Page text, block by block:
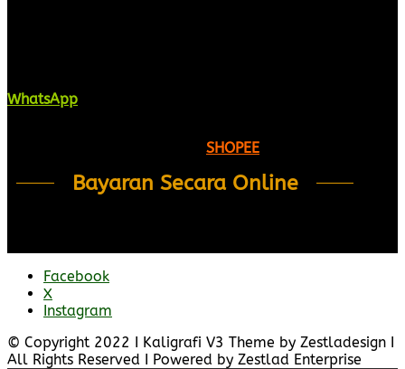
WhatsApp
SHOPEE
Bayaran Secara Online
Facebook
X
Instagram
© Copyright 2022 I Kaligrafi V3 Theme by Zestladesign I
All Rights Reserved I Powered by Zestlad Enterprise